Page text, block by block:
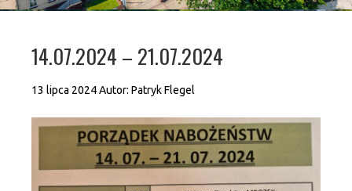
14.07.2024 – 21.07.2024
13 lipca 2024Autor: Patryk Flegel